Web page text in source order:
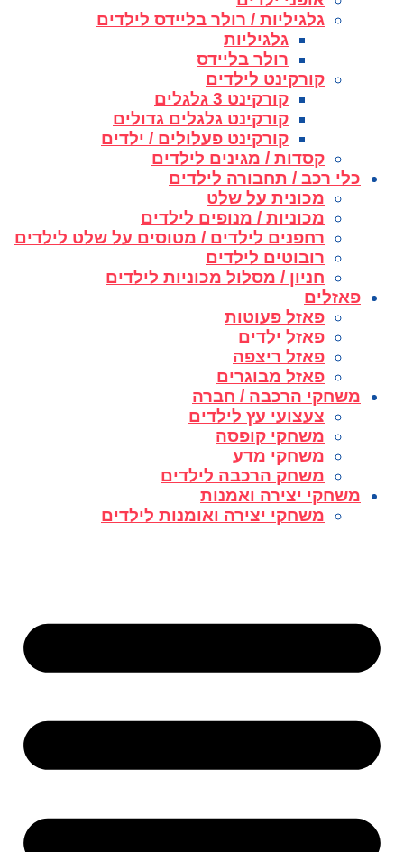
גלגיליות / רולר בליידס לילדים
גלגיליות
רולר בליידס
קורקינט לילדים
קורקינט 3 גלגלים
קורקינט גלגלים גדולים
קורקינט פעלולים / ילדים
קסדות / מגינים לילדים
כלי רכב / תחבורה לילדים
מכונית על שלט
מכוניות / מנופים לילדים
רחפנים לילדים / מטוסים על שלט לילדים
רובוטים לילדים
חניון / מסלול מכוניות לילדים
פאזלים
פאזל פעוטות
פאזל ילדים
פאזל ריצפה
פאזל מבוגרים
משחקי הרכבה / חברה
צעצועי עץ לילדים
משחקי קופסה
משחקי מדע
משחק הרכבה לילדים
משחקי יצירה ואמנות
משחקי יצירה ואומנות לילדים